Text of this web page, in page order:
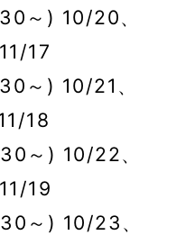
～) 10/20、
17
～) 10/21、
18
～) 10/22、
19
～) 10/23、